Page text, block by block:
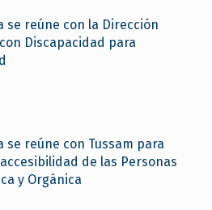
se reúne con la Dirección
Discapacidad para
se reúne con Tussam para
de las Personas
y Orgánica